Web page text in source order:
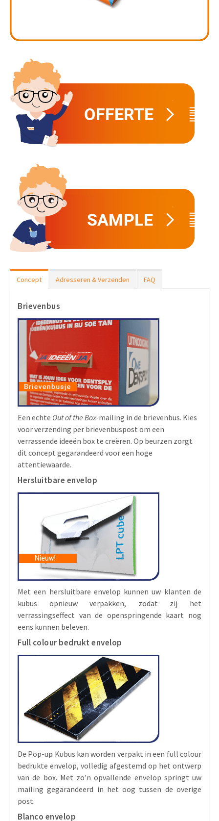
Concept Adresseren & Verzenden FAQ
Brievenbus
Een echte Out of the Box-mailing in de brievenbus. Kies
voor verzending per brievenbuspost om een
verrassende ideeën box te creëren. Op beurzen zorgt
dit concept gegarandeerd voor een hoge
attentiewaarde.
Hersluitbare envelop
Met een hersluitbare envelop kunnen uw klanten de
kubus opnieuw verpakken, zodat zij het
verrassingseffect van de openspringende kaart nog
eens kunnen beleven.
Full colour bedrukt envelop
De Pop-up Kubus kan worden verpakt in een full colour
bedrukte envelop, volledig afgestemd op het ontwerp
van de box. Met zo’n opvallende envelop springt uw
mailing gegarandeerd in het oog tussen de overige
post.
Blanco envelop